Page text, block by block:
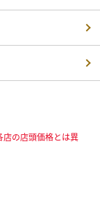
の店頭価格とは異